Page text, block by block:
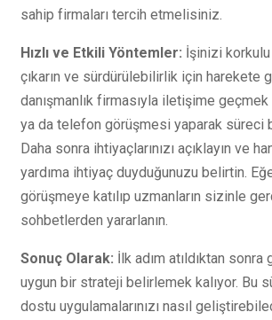
sahip firmaları tercih etmelisiniz.
Hızlı ve Etkili Yöntemler: İşinizi korkulu
çıkarın ve sürdürülebilirlik için harekete
danışmanlık firmasıyla iletişime
ya da telefon görüşmesi yaparak süreci
Daha sonra ihtiyaçlarınızı açıklayın ve
yardıma ihtiyaç duyduğunuzu belirtin.
görüşmeye katılıp uzmanların sizinle
sohbetlerden yararlanın.
Sonuç Olarak: İlk adım atıldıktan
uygun bir strateji belirlemek kalıyor. Bu
dostu uygulamalarınızı nasıl